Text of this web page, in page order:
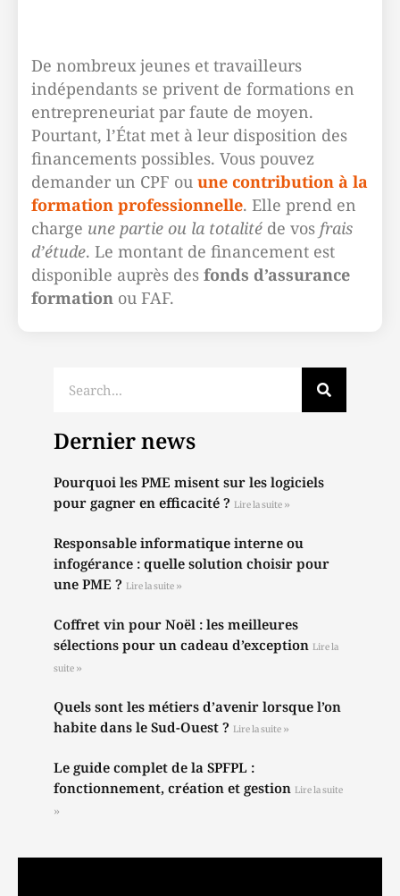
De nombreux jeunes et travailleurs
indépendants se privent de formations en
entrepreneuriat par faute de moyen.
Pourtant, l’État met à leur disposition des
financements possibles. Vous pouvez
demander un CPF ou une contribution à la
formation professionnelle. Elle prend en
charge une partie ou la totalité de vos frais
d’étude. Le montant de financement est
disponible auprès des fonds d’assurance
formation ou FAF.
Dernier news
Pourquoi les PME misent sur les logiciels
pour gagner en efficacité ? Lire la suite »
Responsable informatique interne ou
infogérance : quelle solution choisir pour
une PME ? Lire la suite »
Coffret vin pour Noël : les meilleures
sélections pour un cadeau d’exception Lire la
suite »
Quels sont les métiers d’avenir lorsque l’on
habite dans le Sud-Ouest ? Lire la suite »
Le guide complet de la SPFPL :
fonctionnement, création et gestion Lire la suite
»